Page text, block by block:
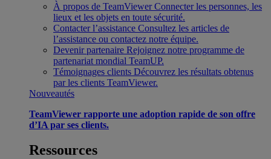
À propos de TeamViewer Connecter les personnes, les
lieux et les objets en toute sécurité.
Contacter l’assistance Consultez les articles de
l’assistance ou contactez notre équipe.
Devenir partenaire Rejoignez notre programme de
partenariat mondial TeamUP.
Témoignages clients Découvrez les résultats obtenus
par les clients TeamViewer.
Nouveautés
TeamViewer rapporte une adoption rapide de son offre
d’IA par ses clients.
Ressources